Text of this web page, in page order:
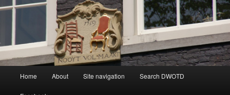
Dutch Word of the Day
Learning Dutch can be fun!
Skip
Skip
Home About Site navigation Search DWOTD